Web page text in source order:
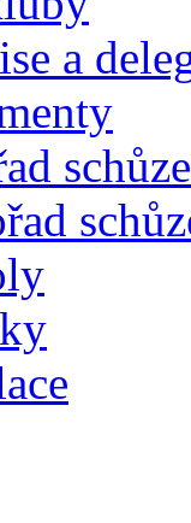
a
schůze